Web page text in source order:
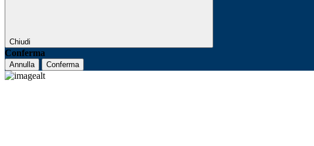
Chiudi
Conferma
Annulla Conferma